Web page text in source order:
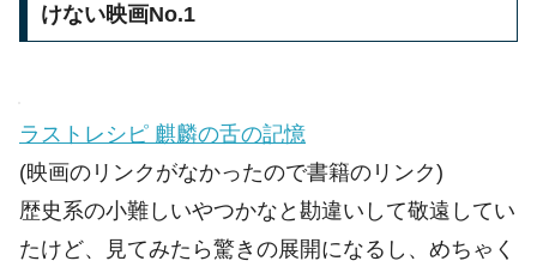
けない映画No.1
ラストレシピ 麒麟の舌の記憶
(映画のリンクがなかったので書籍のリンク)
歴史系の小難しいやつかなと勘違いして敬遠してい
たけど、見てみたら驚きの展開になるし、めちゃく